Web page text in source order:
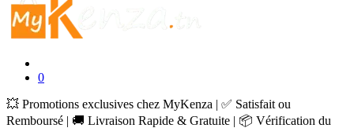
0
💥 Promotions exclusives chez MyKenza | ✅ Satisfait ou
Remboursé | 🚚 Livraison Rapide & Gratuite | 📦 Vérification du